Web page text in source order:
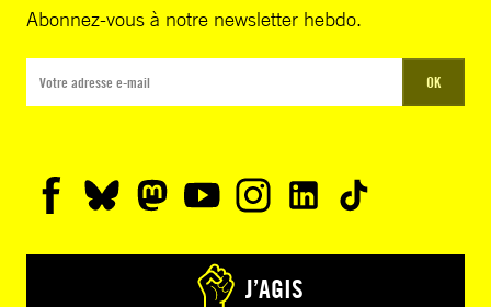
Abonnez-vous à notre newsletter hebdo.
OK
J’AGIS